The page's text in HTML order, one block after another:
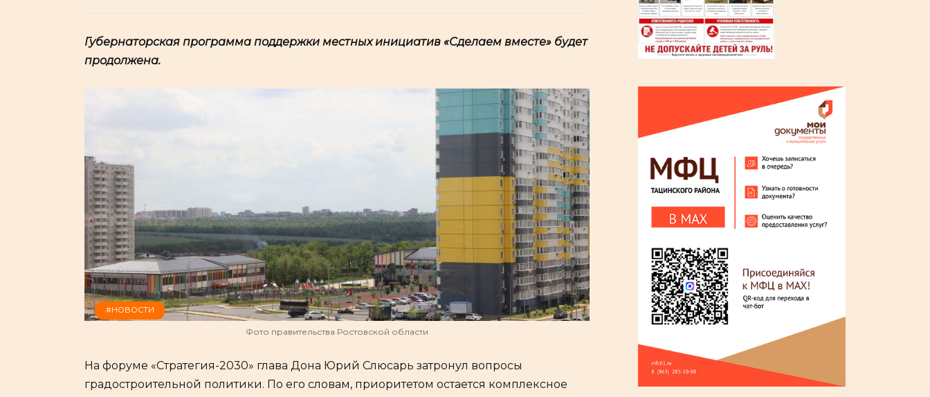
Губернаторская программа поддержки местных инициатив «Сделаем вместе» будет
продолжена.
#НОВОСТИ
Фото правительства Ростовской области
На форуме «Стратегия-2030» глава Дона Юрий Слюсарь затронул вопросы
градостроительной политики. По его словам, приоритетом остается комплексное